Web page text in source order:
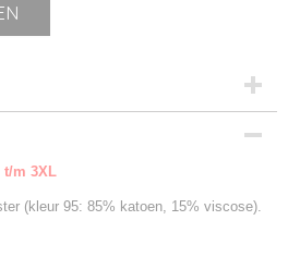
t/m 3XL
(kleur 95: 85% katoen, 15% viscose).